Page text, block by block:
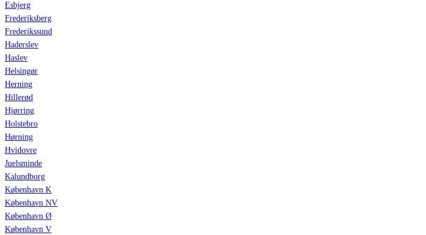
Esbjerg
Frederiksberg
Frederikssund
Haderslev
Haslev
Helsingør
Herning
Hillerød
Hjørring
Holstebro
Hørning
Hvidovre
Juelsminde
Kalundborg
København K
København NV
København Ø
København V